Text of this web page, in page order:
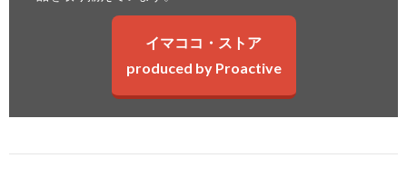
イマココ・ストア
produced by Proactive